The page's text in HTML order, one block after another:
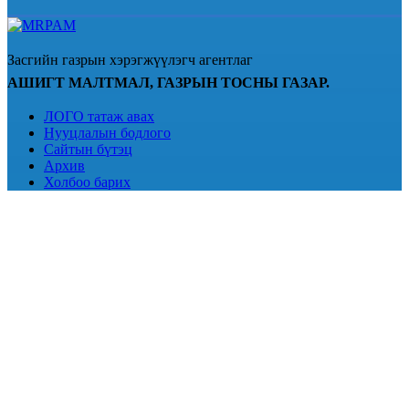
Засгийн газрын хэрэгжүүлэгч агентлаг
АШИГТ МАЛТМАЛ, ГАЗРЫН ТОСНЫ ГАЗАР.
ЛОГО татаж авах
Нууцлалын бодлого
Сайтын бүтэц
Архив
Холбоо барих